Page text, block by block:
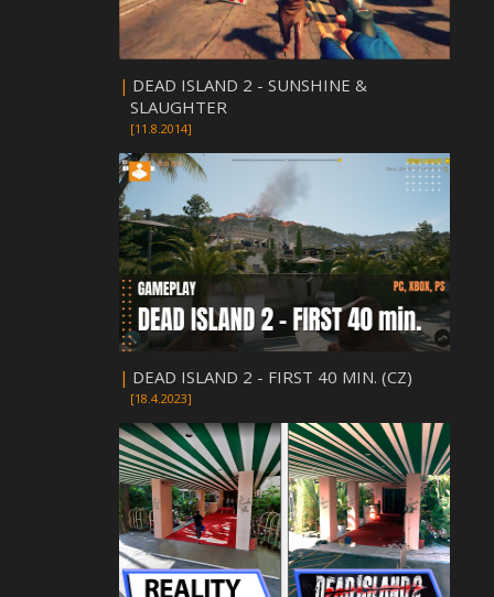
| DEAD ISLAND 2 - SUNSHINE &
SLAUGHTER
[11.8.2014]
| DEAD ISLAND 2 - FIRST 40 MIN. (CZ)
[18.4.2023]